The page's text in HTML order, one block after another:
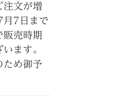
注文が増
月7日まで
販売時期
ます。
ため御予